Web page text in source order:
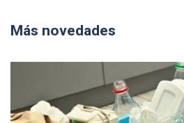
Más novedades